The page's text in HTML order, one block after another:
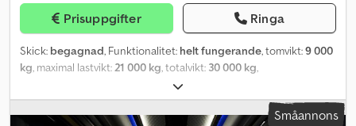
Europas största utbud av USA-importerade lastbilar? Finns inte
din företags- eller favoritfärg? Inga problem! Vi har över 500
märken i USA och Kanada. Dessutom samarbetar vi med en av de
bästa lackeringsverkstäderna i Tyskland. Låt oss ge dig råd och ta
fram en kostnadsfri offert. Vi ser fram emot ditt samtal. Visningar
Prisuppgifter Ringa
Skick: begagnad, Funktionalitet: helt fungerande, tomvikt:9 000
kg, maximal lastvikt:21 000 kg, totalvikt: 30 000 kg,
, första registrering:
lastutrymmets längd:13 700 mm, lastutrymmets bredd:2 500 mm,
fjädring:luft, däcksstorlek:285.70 r 19.5, färg:svart, Tillverkningsår:
Småannons